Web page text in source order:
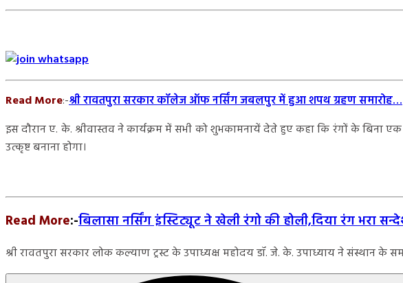
Read More:-श्री रावतपुरा सरकार कॉलेज ऑफ नर्सिंग जबलपुर में हुआ शपथ ग्रहण समारोह…
इस दौरान ए. के. श्रीवास्तव ने कार्यक्रम में सभी को शुभकामनायें देते हुए कहा कि रंगों के
उत्कृष्ट बनाना होगा।
Read More:-बिलासा नर्सिंग इंस्टिट्यूट ने खेली रंगो की होली,दिया रंग भरा
श्री रावतपुरा सरकार लोक कल्याण ट्रस्ट के उपाध्यक्ष महोदय डॉ. जे. के. उपाध्याय ने